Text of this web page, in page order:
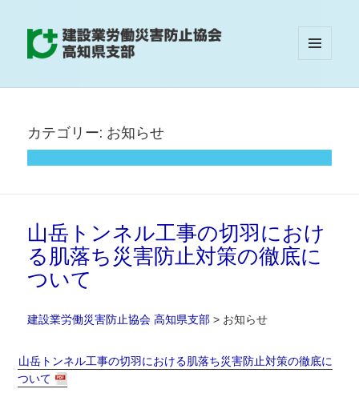
カテゴリー: お知らせ
山岳トンネル工事の切羽におけ
る肌落ち災害防止対策の徹底に
ついて
建設業労働災害防止協会 高知県支部 > お知らせ
山岳トンネル工事の切羽における肌落ち災害防止対策の徹底に
ついて